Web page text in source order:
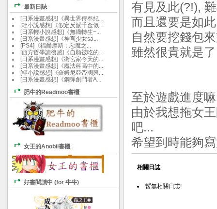
有見及此(?!),
而且還要是如
自然要挖錢包
雖然很貴就是
至於遊戲進度
由於我想拖女
吧...
希望到時能夠
相關日誌
暫無相關日志!
最新日誌
[日系漫畫感想]《異世界侍奉紀...
[輕小說感想]《假定反派千金似...
[日系輕小說感想]《無職轉生~...
[日系漫畫感想]《神言少女sa...
[PS4]《福爾摩斯：惡魔之...
[西方哲學讀後感]《自願被吃的...
[日系漫畫感想]《衛宮家今天的...
[日系漫畫感想]《魔法科高中的...
[輕小說感想]《羅姆尼亞帝國興...
[日系漫畫感想]《鋼彈創鬥者A...
肥牛的Readmoo書櫃
女王的Anobii書櫃
好書閱讀中 (for 牛牛)